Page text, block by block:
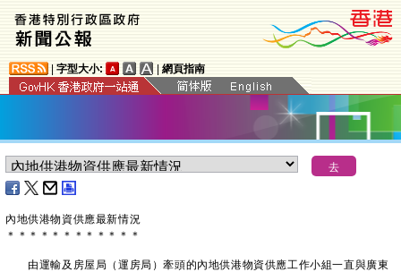
字型大小: 網頁指南
內地供港物資供應最新情況
＊ ＊ ＊ ＊ ＊ ＊ ＊ ＊ ＊ ＊ ＊ ＊
由運輸及房屋局（運房局）牽頭的內地供港物資供應工作小組一直與廣東